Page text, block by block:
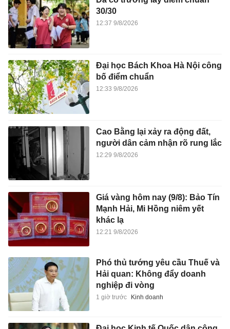
30/30
12:37 9/8/2026
Đại học Bách Khoa Hà Nội công
bố điểm chuẩn
12:33 9/8/2026
Cao Bằng lại xảy ra động đất,
người dân cảm nhận rõ rung lắc
12:29 9/8/2026
Giá vàng hôm nay (9/8): Bảo Tín
Mạnh Hải, Mi Hồng niêm yết
khác lạ
12:21 9/8/2026
Phó thủ tướng yêu cầu Thuế và
Hải quan: Không đẩy doanh
nghiệp đi vòng
1 giờ trước Kinh doanh